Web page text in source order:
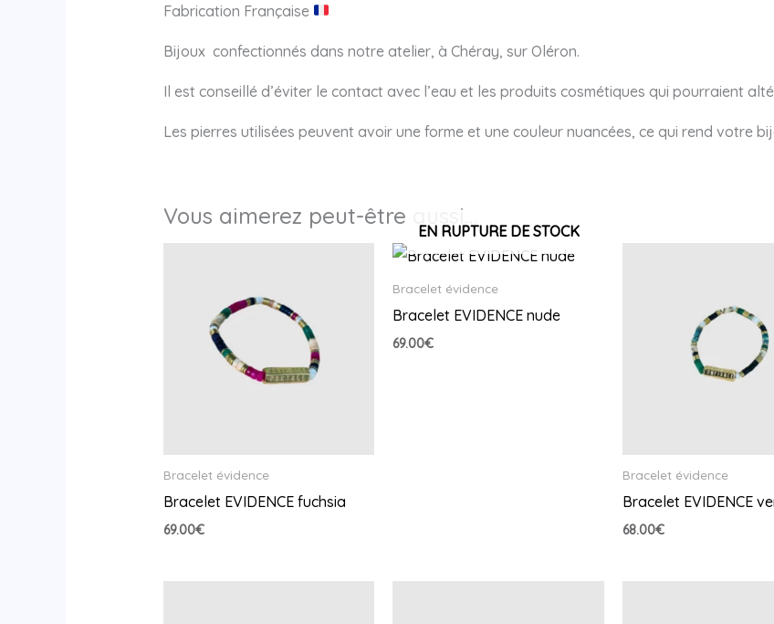
Fabrication Française
Bijoux confectionnés dans notre atelier, à Chéray, sur Oléron.
Il est conseillé d’éviter le contact avec l’eau et les produits cosmétiques qui pourraient
Les pierres utilisées peuvent avoir une forme et une couleur nuancées, ce qui rend votre
Vous aimerez peut-être aussi…
Bracelet évidence
Bracelet EVIDENCE fuchsia
69.00€
EN RUPTURE DE STOCK
Bracelet évidence
Bracelet EVIDENCE nude
69.00€
Bracelet évidence
Bracelet EVIDENCE
68.00€